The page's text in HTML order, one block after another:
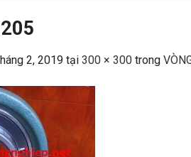
2, 2019 tại 300 × 300 trong